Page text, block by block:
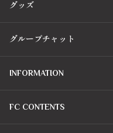
グッズ
グループチャット
INFORMATION
FC CONTENTS